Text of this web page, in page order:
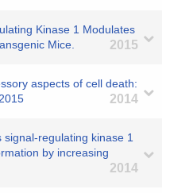
Kinase 1 Modulates
Mice.
2015
aspects of cell death:
2014
regulating kinase 1
by increasing
2014